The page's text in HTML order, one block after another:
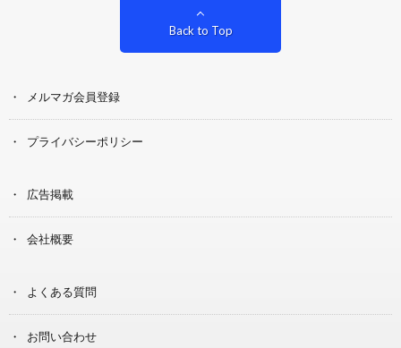
Back to Top
メルマガ会員登録
プライバシーポリシー
広告掲載
会社概要
よくある質問
お問い合わせ